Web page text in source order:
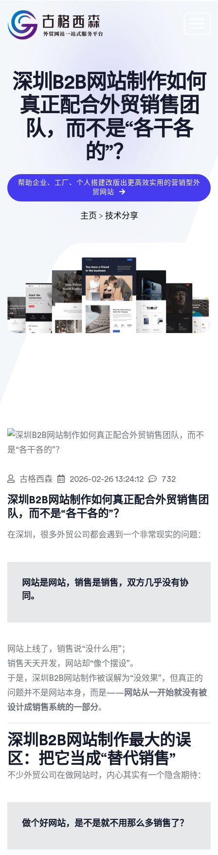
深圳B2B网站制作如何
真正配合外贸销售团
队，而不是“各干各
的”？
帮助企业、工厂、个人搭建改版出更高效实用的营销型外
贸网站
主页 > 技术分享
古格西森 2026-02-26 13:24:12 732
深圳B2B网站制作如何真正配合外贸销售团
队，而不是“各干各的”？
在深圳，很多外贸公司都会遇到一个非常现实的问题：
网站是网站，销售是销售，双方几乎没有协
同。
网站上线了，销售说“没什么用”；
销售天天开发，网站却“像个摆设”。
于是，深圳B2B网站制作被误解为“没效果”，但真正的
问题并不是网站本身，而是—— 网站从一开始就没有被
设计成销售系统的一部分。
深圳B2B网站制作最大的误
区：把它当成“替代销售”
不少外贸公司在做网站时，内心其实有一个隐含期待：
做个好网站，是不是就不用那么多销售了？